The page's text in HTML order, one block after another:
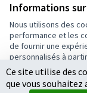
Informations
Nous utilisons des
performance et les
de fournir une
personnalisés à
Conditions
Paramètres des
Ecrivons Angers sur X
(Lien externe)
Ecrivons
(Lien externe)
Ce site utilise des
que vous souhaitez